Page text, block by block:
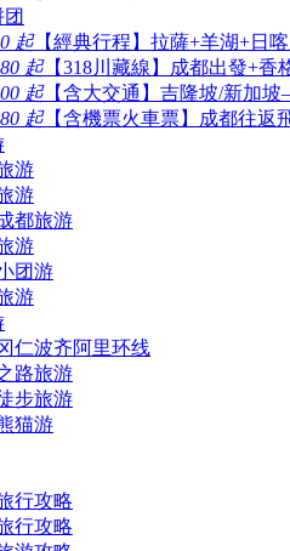
起【經典行程】拉薩+羊湖+日
起【318川藏線】成都出發+香
起【含大交通】吉隆坡/新加
起【含機票火車票】成都往返
游
游
都旅游
游
团游
游
仁波齐阿里环线
路旅游
步旅游
猫游
行攻略
行攻略